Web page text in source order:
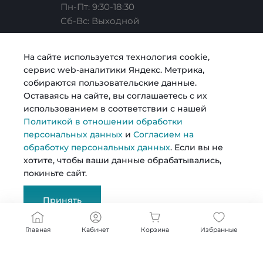
Карьера
Согласие на обработку персональных данных
Политика в отношении обработки персональных
данных
Сертификаты
Документы
Строительство
Металлопрокат
Возможности
Пн-Пт: 9:30-18:30
Cб-Вс: Выходной
© 2026 Kosmos, Все права защищены
Главная Кабинет Корзина Избранные
На сайте используется технология cookie,
сервис web-аналитики Яндекс. Метрика,
собираются пользовательские данные.
Оставаясь на сайте, вы соглашаетесь с их
использованием в соответствии с нашей
Политикой в отношении обработки
персональных данных и Согласием на
обработку персональных данных. Если вы не
хотите, чтобы ваши данные обрабатывались,
покиньте сайт.
Принять